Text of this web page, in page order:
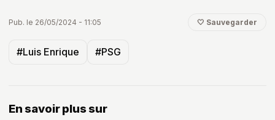
Pub. le 26/05/2024 - 11:05 🤍 Sauvegarder
#Luis Enrique #PSG
En savoir plus sur